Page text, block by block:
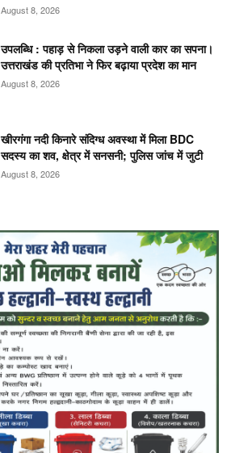
August 8, 2026
उपलब्धि : पहाड़ से निकला उड़ने वाली कार का सपना।
उत्तराखंड की प्रतिभा ने फिर बढ़ाया प्रदेश का मान
August 8, 2026
खीरगंगा नदी किनारे संदिग्ध अवस्था में मिला BDC
सदस्य का शव, क्षेत्र में सनसनी; पुलिस जांच में जुटी
August 8, 2026